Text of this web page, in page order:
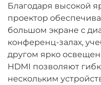
Благодаря высокой
проектор
большом экране с
конференц-залах,
другом ярко
HDMI позволяют
нескольким